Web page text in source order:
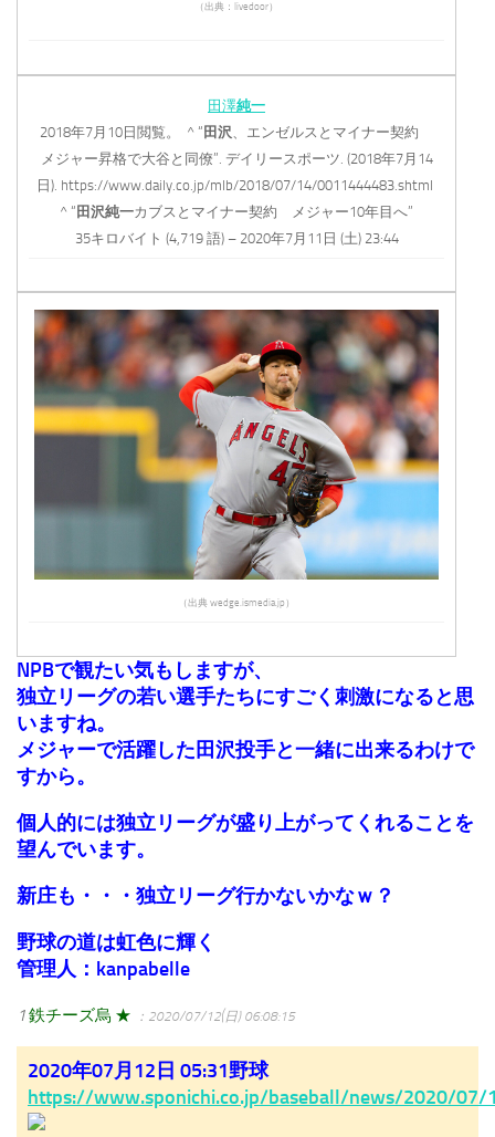
（出典：livedoor）
田澤純一
2018年7月10日閲覧。 ^ “田沢 、エンゼルスとマイナー契約
メジャー昇格で大谷と同僚”. デイリースポーツ. (2018年7月14
日). https://www.daily.co.jp/mlb/2018/07/14/0011444483.shtml
^ “田沢純一カブスとマイナー契約 メジャー10年目へ”
35キロバイト (4,719 語) – 2020年7月11日 (土) 23:44
（出典 wedge.ismedia.jp）
NPBで観たい気もしますが、
独立リーグの若い選手たちにすごく刺激になると思
いますね。
メジャーで活躍した田沢投手と一緒に出来るわけで
すから。
個人的には独立リーグが盛り上がってくれることを
望んでいます。
新庄も・・・独立リーグ行かないかなｗ？
野球の道は虹色に輝く
管理人：kanpabelle
1鉄チーズ烏 ★ ：2020/07/12(日) 06:08:15
2020年07月12日 05:31野球
https://www.sponichi.co.jp/baseball/news/2020/